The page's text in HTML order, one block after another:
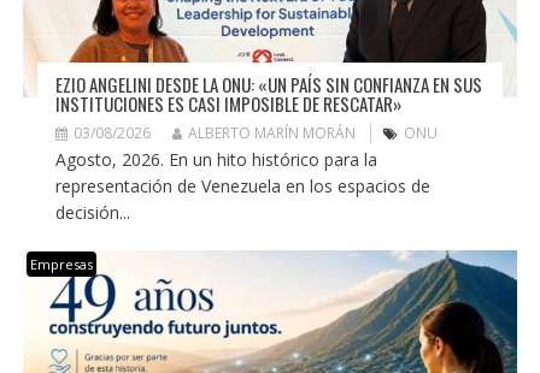
EZIO ANGELINI DESDE LA ONU: «UN PAÍS SIN CONFIANZA EN SUS
INSTITUCIONES ES CASI IMPOSIBLE DE RESCATAR»
03/08/2026 ALBERTO MARÍN MORÁN ONU
Agosto, 2026. En un hito histórico para la
representación de Venezuela en los espacios de
decisión...
Empresas